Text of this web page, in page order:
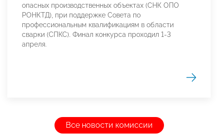
опасных производственных объектах (СНК ОПО
РОНКТД), при поддержке Совета по
профессиональным квалификациям в области
сварки (СПКС). Финал конкурса проходил 1-3
апреля.
Все новости комиссии